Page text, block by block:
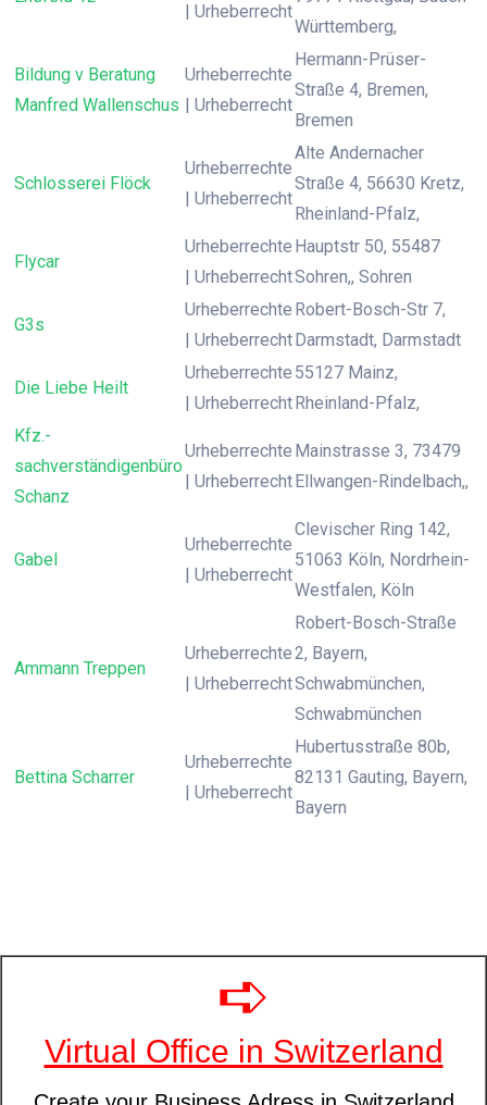
| Urheberrecht
Württemberg,
Bildung v Beratung
Manfred Wallenschus
Urheberrechte
| Urheberrecht
Hermann-Prüser-
Straße 4, Bremen,
Bremen
Schlosserei Flöck
Urheberrechte
| Urheberrecht
Alte Andernacher
Straße 4, 56630 Kretz,
Rheinland-Pfalz,
Flycar
Urheberrechte
| Urheberrecht
Hauptstr 50, 55487
Sohren,, Sohren
G3s
Urheberrechte
| Urheberrecht
Robert-Bosch-Str 7,
Darmstadt, Darmstadt
Die Liebe Heilt
Urheberrechte
| Urheberrecht
55127 Mainz,
Rheinland-Pfalz,
Kfz.-
sachverständigenbüro
Schanz
Urheberrechte
| Urheberrecht
Mainstrasse 3, 73479
Ellwangen-Rindelbach,,
Gabel
Urheberrechte
| Urheberrecht
Clevischer Ring 142,
51063 Köln, Nordrhein-
Westfalen, Köln
Ammann Treppen
Urheberrechte
| Urheberrecht
Robert-Bosch-Straße
2, Bayern,
Schwabmünchen,
Schwabmünchen
Bettina Scharrer
Urheberrechte
| Urheberrecht
Hubertusstraße 80b,
82131 Gauting, Bayern,
Bayern